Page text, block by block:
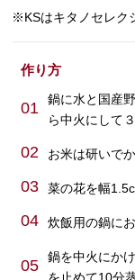
※KSはキタノセレク
作り方
01
鍋に水と国産
ら中火にして
02 お米は研いで
03 菜の花を幅
04 炊飯用の鍋に
05
鍋を中火にか
を止めて10分